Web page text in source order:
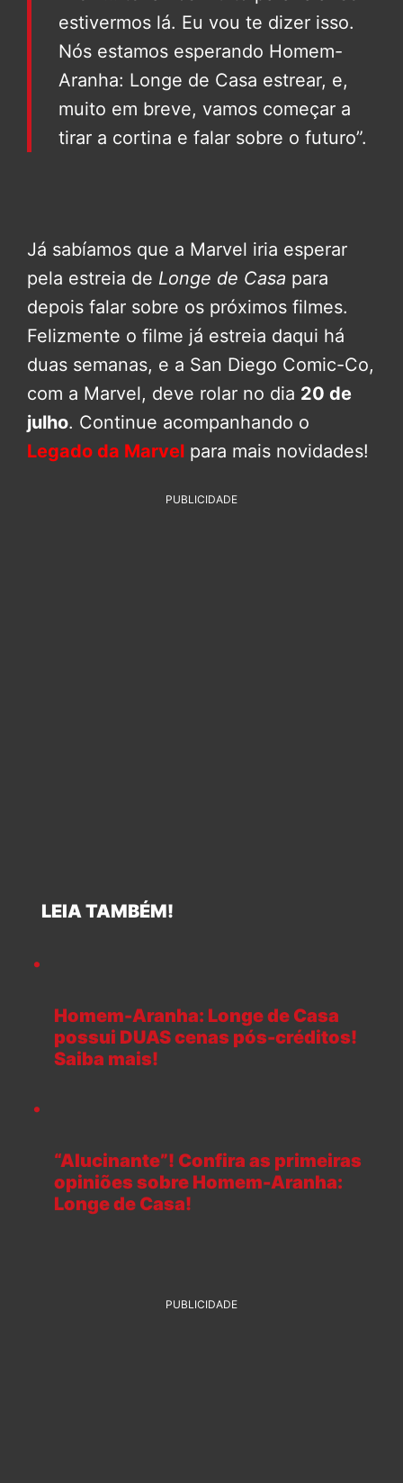
estivermos lá. Eu vou te dizer isso.
Nós estamos esperando Homem-
Aranha: Longe de Casa estrear, e,
muito em breve, vamos começar a
tirar a cortina e falar sobre o futuro”.
Já sabíamos que a Marvel iria esperar
pela estreia de Longe de Casa para
depois falar sobre os próximos filmes.
Felizmente o filme já estreia daqui há
duas semanas, e a San Diego Comic-Co,
com a Marvel, deve rolar no dia 20 de
julho. Continue acompanhando o
Legado da Marvel para mais novidades!
PUBLICIDADE
LEIA TAMBÉM!
Homem-Aranha: Longe de Casa
possui DUAS cenas pós-créditos!
Saiba mais!
“Alucinante”! Confira as primeiras
opiniões sobre Homem-Aranha:
Longe de Casa!
PUBLICIDADE